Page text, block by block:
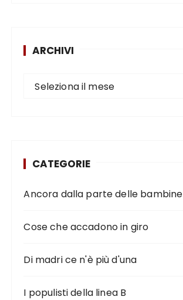
ARCHIVI
Seleziona il mese
CATEGORIE
Ancora dalla parte delle bambine
Cose che accadono in giro
Di madri ce n'è più d'una
I populisti della linea B